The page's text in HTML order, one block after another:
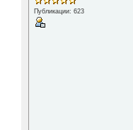
Публикации: 623